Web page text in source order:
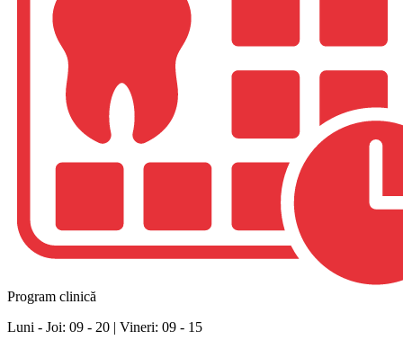
Program clinică
Luni - Joi: 09 - 20 | Vineri: 09 - 15